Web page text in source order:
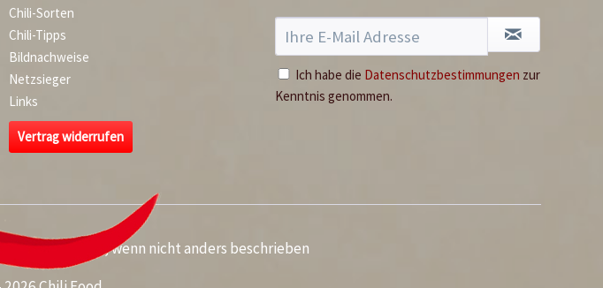
6,49 € *
Chili-Sorten
Chili-Tipps
Bildnachweise
Netzsieger
Links
Vertrag widerrufen
Ich habe die Datenschutzbestimmungen zur
Kenntnis genommen.
Versandkosten , wenn nicht anders beschrieben